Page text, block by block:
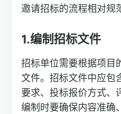
邀请招标的流程相对规
1.编制招标文件
招标单位需要根据项目
文件。招标文件中应包
要求、投标报价方式、
编制时要确保内容准确